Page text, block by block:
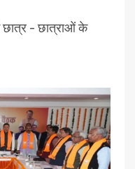
छात्र – छात्राओं के